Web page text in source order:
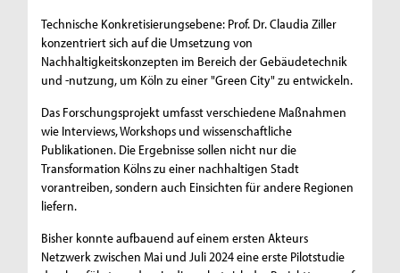
Technische Konkretisierungsebene: Prof. Dr. Claudia Ziller
konzentriert sich auf die Umsetzung von
Nachhaltigkeitskonzepten im Bereich der Gebäudetechnik
und -nutzung, um Köln zu einer "Green City" zu entwickeln.
Das Forschungsprojekt umfasst verschiedene Maßnahmen
wie Interviews, Workshops und wissenschaftliche
Publikationen. Die Ergebnisse sollen nicht nur die
Transformation Kölns zu einer nachhaltigen Stadt
vorantreiben, sondern auch Einsichten für andere Regionen
liefern.
Bisher konnte aufbauend auf einem ersten Akteurs
Netzwerk zwischen Mai und Juli 2024 eine erste Pilotstudie